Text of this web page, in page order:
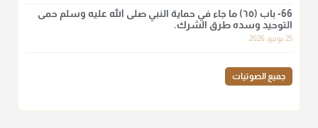
نرى اليوم بأبصارنا بعض ما رأى العلماء ببصائرهم: "والرافضة ليس
لهم سعي إلا في هدم الإسلام و نقض عراه...فأيامهم في الإسلام
كلها سود" ابن تيمية.
أ.د. صالح الشمراني
66- باب (٦٥) ما جاء في حماية النبي صلى الله عليه وسلم حمى
التوحيد وسده طرق الشرك.
25 يونيو، 2026
جميع الصوتيات